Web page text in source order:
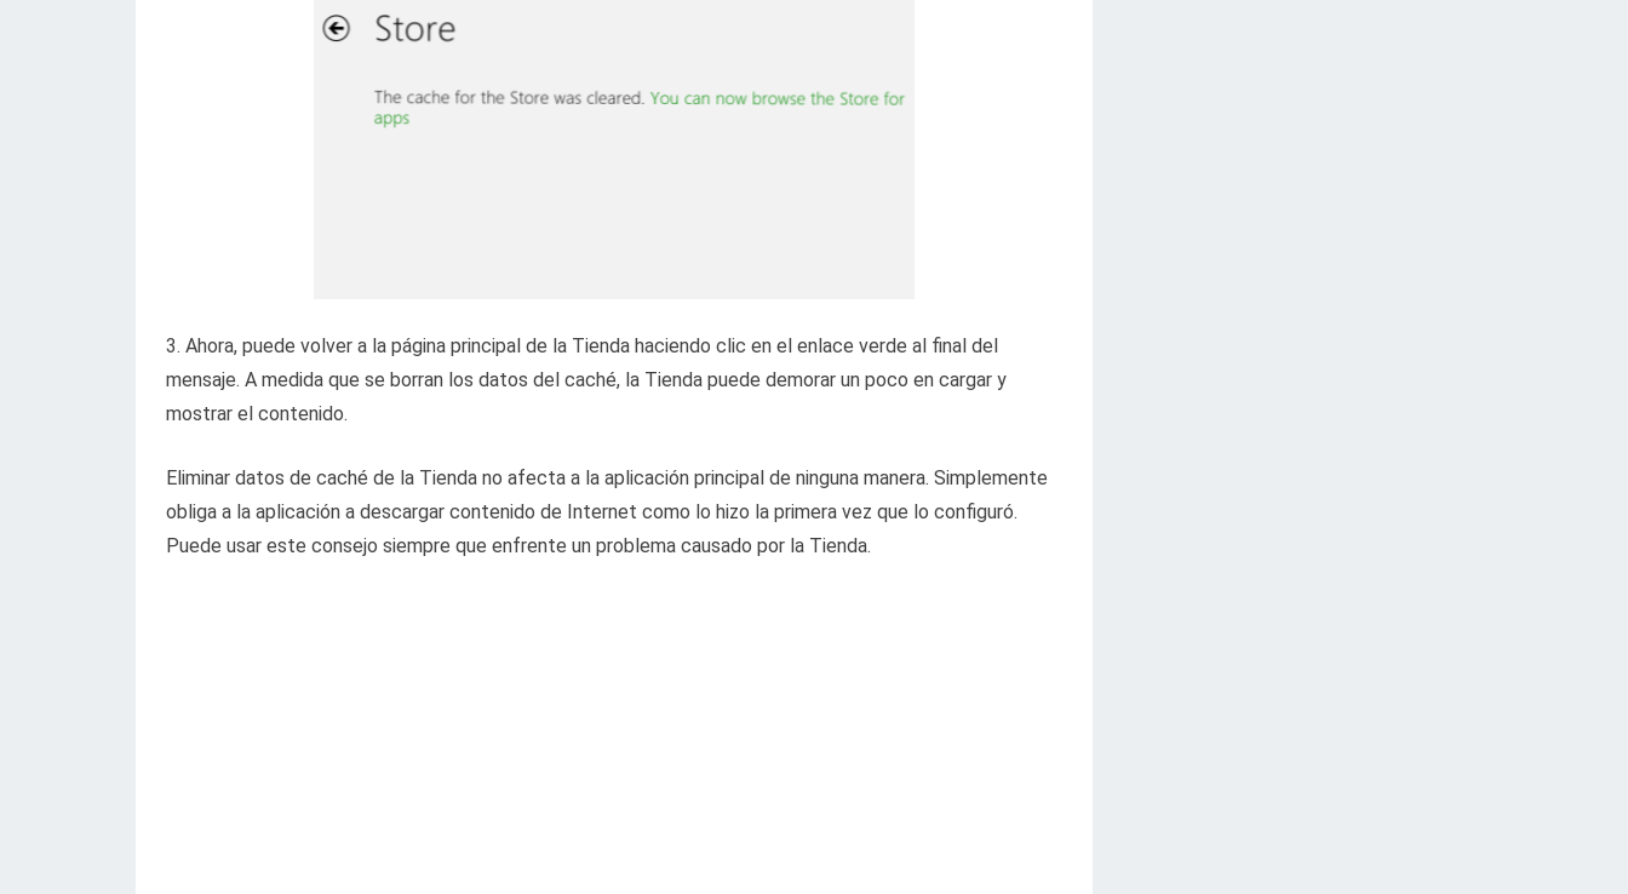
3. Ahora, puede volver a la página principal de la Tienda haciendo clic en el enlace verde al final del
mensaje. A medida que se borran los datos del caché, la Tienda puede demorar un poco en cargar y
mostrar el contenido.
Eliminar datos de caché de la Tienda no afecta a la aplicación principal de ninguna manera. Simplemente
obliga a la aplicación a descargar contenido de Internet como lo hizo la primera vez que lo configuró.
Puede usar este consejo siempre que enfrente un problema causado por la Tienda.